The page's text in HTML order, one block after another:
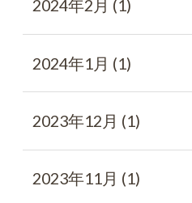
2024年2月 (1)
2024年1月 (1)
2023年12月 (1)
2023年11月 (1)